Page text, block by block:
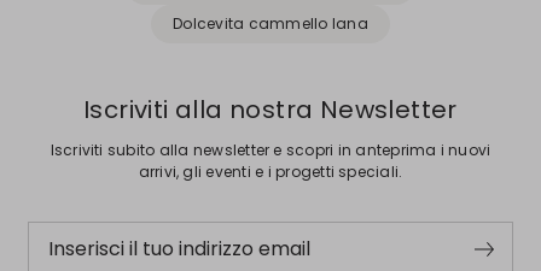
Dolcevita cammello lana
Iscriviti alla nostra Newsletter
Iscriviti subito alla newsletter e scopri in anteprima i nuovi
arrivi, gli eventi e i progetti speciali.
Inserisci il tuo indirizzo email